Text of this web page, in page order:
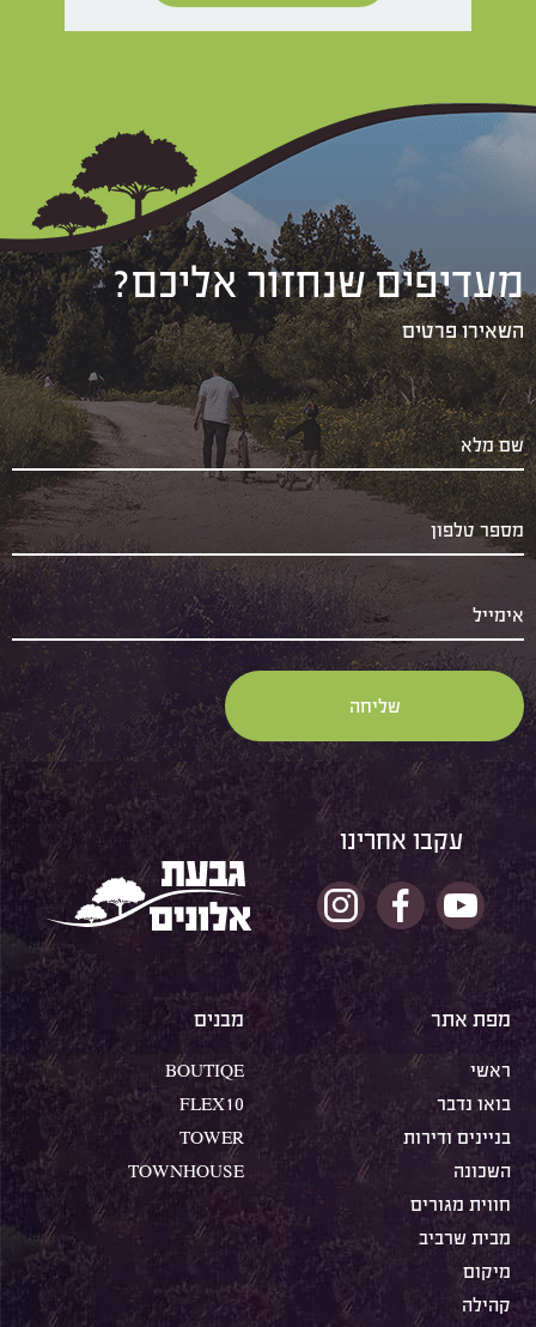
מעדיפים שנחזור אליכם?
השאירו פרטים
עקבו אחרינו
מפת אתר
ראשי
בואו נדבר
בניינים ודירות
השכונה
חווית מגורים
מבית שרביב
מיקום
קהילה
מבנים
BOUTIQE
FLEX10
TOWER
TOWNHOUSE